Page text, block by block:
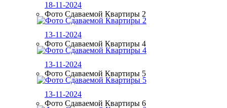
18-11-2024
Фото Сдаваемой Квартиры 2
13-11-2024
Фото Сдаваемой Квартиры 4
13-11-2024
Фото Сдаваемой Квартиры 5
13-11-2024
Фото Сдаваемой Квартиры 6